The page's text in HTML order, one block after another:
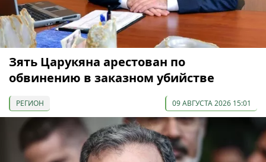
Зять Царукяна арестован по
обвинению в заказном убийстве
РЕГИОН 09 АВГУСТА 2026 15:01